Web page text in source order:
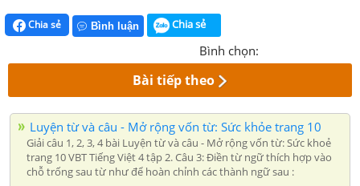
Chia sẻ Bình luận Chia sẻ
Bình chọn:
Bài tiếp theo
Luyện từ và câu - Mở rộng vốn từ: Sức khỏe trang 10
Giải câu 1, 2, 3, 4 bài Luyện từ và câu - Mở rộng vốn từ: Sức khoẻ
trang 10 VBT Tiếng Việt 4 tập 2. Câu 3: Điền từ ngữ thích hợp vào
chỗ trống sau từ như để hoàn chỉnh các thành ngữ sau :